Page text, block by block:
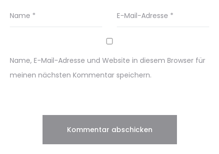
Name * E-Mail-Adresse *
Name, E-Mail-Adresse und Website in diesem Browser für
meinen nächsten Kommentar speichern.